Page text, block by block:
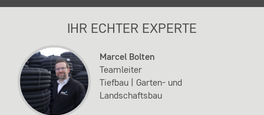
IHR ECHTER EXPERTE
Marcel Bolten
Teamleiter
Tiefbau | Garten- und
Landschaftsbau